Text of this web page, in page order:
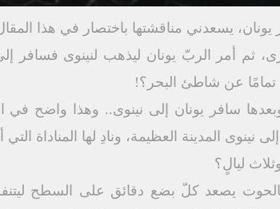
يسعدني مناقشتها باختصار في هذا
ثم أمر الربّ يونان ليذهب لنينوى فسافر
تمامًا عن شاطئ البحر؟!
سافر يونان إلى نينوى.. وهذا واضح
المدينة العظيمة، ونادِ لها المناداة التي
يصعد كلّ بضع دقائق على السطح